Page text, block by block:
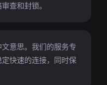
查和封锁。
意思。我们的服务专
快速的连接，同时保